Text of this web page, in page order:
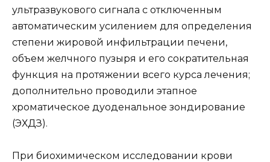
ультразвукового сигнала с отключенным
автоматическим усилением для определения
степени жировой инфильтрации печени,
объем желчного пузыря и его сократительная
функция на протяжении всего курса лечения;
дополнительно проводили этапное
хроматическое дуоденальное зондирование
(ЭХДЗ).
При биохимическом исследовании крови